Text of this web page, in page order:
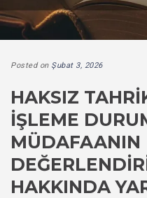
Posted on Şubat 3, 2026
HAKSIZ
İŞLEME
MÜDAFAANIN
HAKKINDA